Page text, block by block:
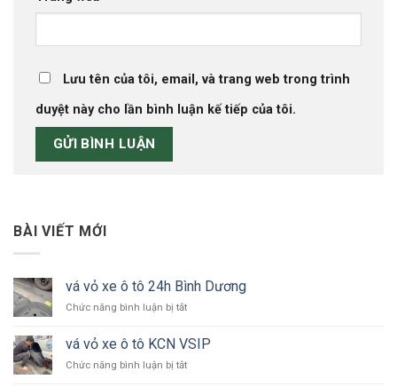
Lưu tên của tôi, email, và trang web trong trình
duyệt này cho lần bình luận kế tiếp của tôi.
BÀI VIẾT MỚI
vá vỏ xe ô tô 24h Bình Dương
Chức năng bình luận bị tắtở
vỏ
xe
ô
vá vỏ xe ô tô KCN VSIP
Chức năng bình luận bị tắtở